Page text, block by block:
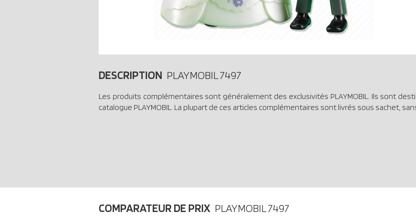
DESCRIPTION PLAYMOBIL 7497
Les produits complémentaires sont généralement des exclusivités PLAYMOBIL. Ils sont
catalogue PLAYMOBIL. La plupart de ces articles complémentaires sont livrés sous sachet,
COMPARATEUR DE PRIX PLAYMOBIL 7497